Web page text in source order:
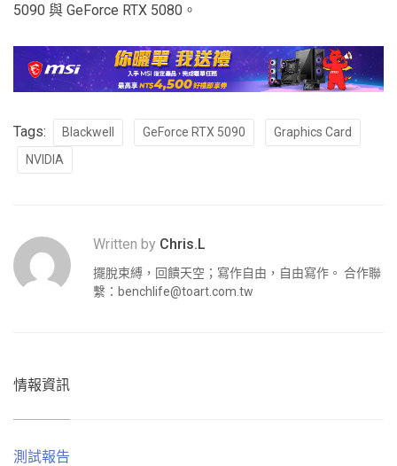
5090 與 GeForce RTX 5080。
Tags: Blackwell GeForce RTX 5090
Graphics Card
NVIDIA
Written by Chris.L
擺脫束縛，回饋天空；寫作自由，自由寫作。 合作聯
繫： benchlife@toart.com.tw
情報資訊
測試報告